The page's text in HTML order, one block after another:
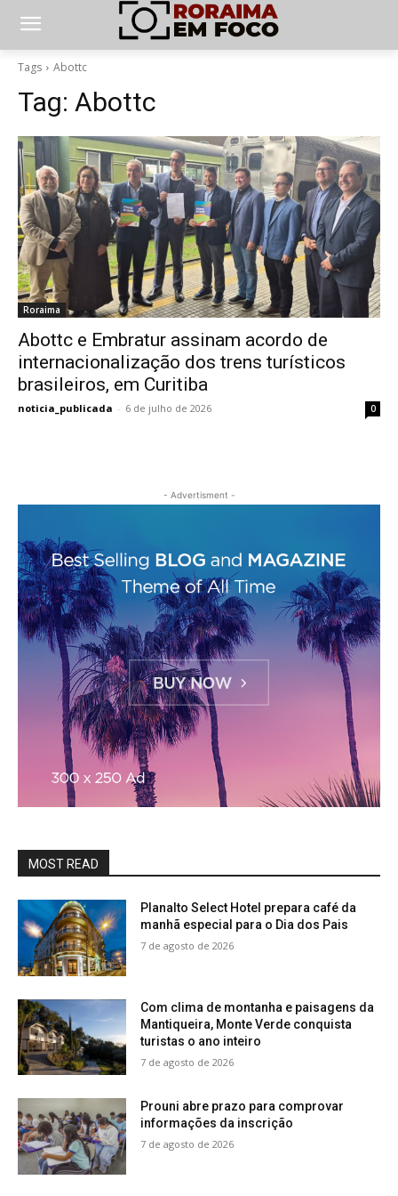
Tags Abottc
Tag: Abottc
Roraima
Abottc e Embratur assinam acordo de
internacionalização dos trens turísticos
brasileiros, em Curitiba
noticia_publicada - 6 de julho de 2026 0
- Advertisment -
MOST READ
Planalto Select Hotel prepara café da
manhã especial para o Dia dos Pais
7 de agosto de 2026
Com clima de montanha e paisagens da
Mantiqueira, Monte Verde conquista
turistas o ano inteiro
7 de agosto de 2026
Prouni abre prazo para comprovar
informações da inscrição
7 de agosto de 2026